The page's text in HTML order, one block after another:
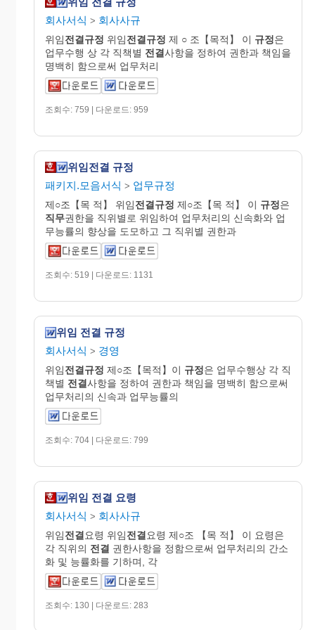
회사서식 > 회사사규
위임전결규정 위임전결규정 제 ○ 조【목적】 이 규정은
업무수행 상 각 직책별 전결사항을 정하여 권한과 책임을
명백히 함으로써 업무처리
조회수: 759 | 다운로드: 959
위임전결 규정
패키지.모음서식 > 업무규정
제○조【목 적】 위임전결규정 제○조【목 적】 이 규정은
직무권한을 직위별로 위임하여 업무처리의 신속화와 업
무능률의 향상을 도모하고 그 직위별 권한과
조회수: 519 | 다운로드: 1131
위임 전결 규정
회사서식 > 경영
위임전결규정 제○조【목적】이 규정은 업무수행상 각 직
책별 전결사항을 정하여 권한과 책임을 명백히 함으로써
업무처리의 신속과 업무능률의
조회수: 704 | 다운로드: 799
위임 전결 요령
회사서식 > 회사사규
위임전결요령 위임전결요령 제○조 【목 적】 이 요령은
각 직위의 전결 권한사항을 정함으로써 업무처리의 간소
화 및 능률화를 기하며, 각
조회수: 130 | 다운로드: 283